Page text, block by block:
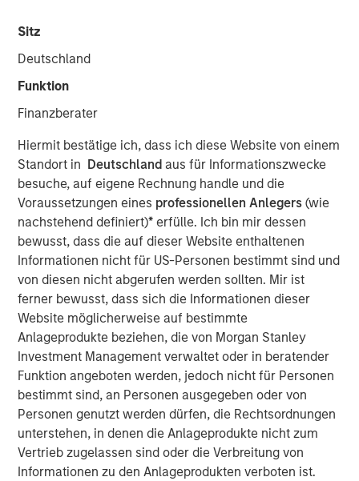
Sitz
Deutschland
Funktion
Finanzberater
Hiermit bestätige ich, dass ich diese Website von einem
Standort in Deutschland aus für Informationszwecke
besuche, auf eigene Rechnung handle und die
Voraussetzungen eines professionellen Anlegers(wie
nachstehend definiert)* erfülle. Ich bin mir dessen
bewusst, dass die auf dieser Website enthaltenen
Informationen nicht für US-Personen bestimmt sind und
von diesen nicht abgerufen werden sollten. Mir ist
ferner bewusst, dass sich die Informationen dieser
Website möglicherweise auf bestimmte
Anlageprodukte beziehen, die von Morgan Stanley
Investment Management verwaltet oder in beratender
Funktion angeboten werden, jedoch nicht für Personen
bestimmt sind, an Personen ausgegeben oder von
Personen genutzt werden dürfen, die Rechtsordnungen
unterstehen, in denen die Anlageprodukte nicht zum
Vertrieb zugelassen sind oder die Verbreitung von
Informationen zu den Anlageprodukten verboten ist.
The Authors
Managing Director
Candida de Silva
Managing Director
Das erste Quartal 2026 begann für die breiten globalen
Aktienmärkte in positivem Terrain, aber die Stimmung
kehrte sich nach den Angriffen Isreals und der USA auf
den Iran Ende Februar um. Bis Ende März war der MSCI
World Index im Monatsverlauf um 6,4 % gefallen, womit
er im Quartal 4 % im Minus lag. Investoren bewerten nun
die Auswirkungen eines potenziell schweren
Energieschocks, der zu steigenden Inflationserwartungen
und sogar zu einem wachsenden Risiko einer Stagflation
führen könnte.